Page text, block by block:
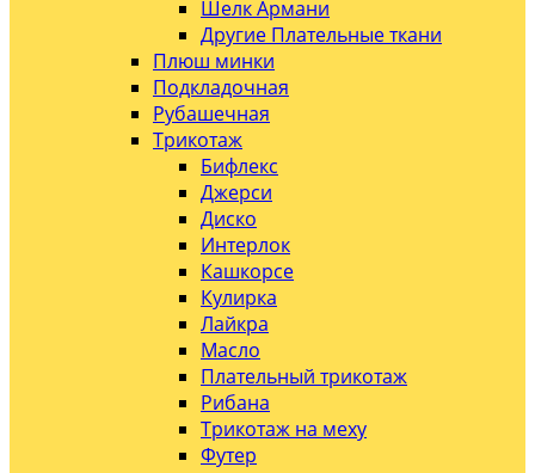
Шелк Армани
Другие Плательные ткани
Плюш минки
Подкладочная
Рубашечная
Трикотаж
Бифлекс
Джерси
Диско
Интерлок
Кашкорсе
Кулирка
Лайкра
Масло
Плательный трикотаж
Рибана
Трикотаж на меху
Футер